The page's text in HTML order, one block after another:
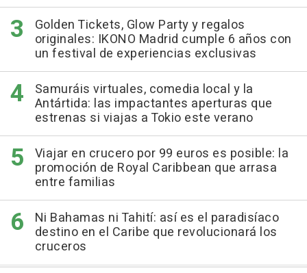
Golden Tickets, Glow Party y regalos
originales: IKONO Madrid cumple 6 años con
un festival de experiencias exclusivas
Samuráis virtuales, comedia local y la
Antártida: las impactantes aperturas que
estrenas si viajas a Tokio este verano
Viajar en crucero por 99 euros es posible: la
promoción de Royal Caribbean que arrasa
entre familias
Ni Bahamas ni Tahití: así es el paradisíaco
destino en el Caribe que revolucionará los
cruceros